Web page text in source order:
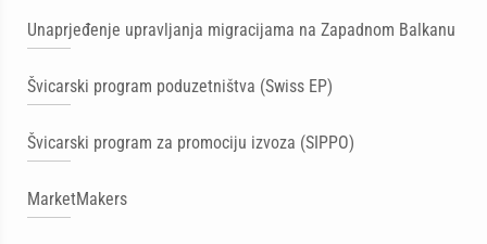
Unaprjeđenje upravljanja migracijama na Zapadnom Balkanu
Švicarski program poduzetništva (Swiss EP)
Švicarski program za promociju izvoza (SIPPO)
MarketMakers